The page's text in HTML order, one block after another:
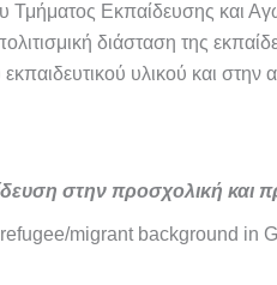
Εκπαίδευσης και
διάσταση της
υλικού και
στην προσχολική και
migrant background in